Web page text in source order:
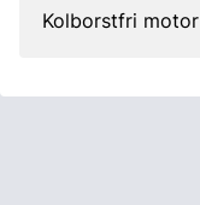
Kolborstfri motor